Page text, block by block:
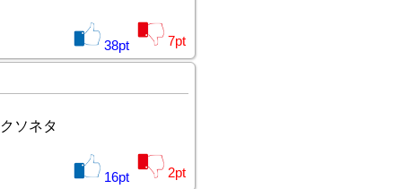
38pt 7pt
ソネタ
16pt 2pt